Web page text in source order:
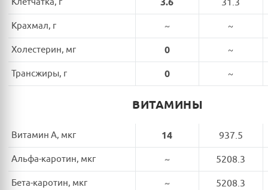
Крахмал, г ~ ~
Холестерин, мг 0 ~
Трансжиры, г 0 ~
ВИТАМИНЫ
Витамин A, мкг 14 937.5
Альфа-каротин, мкг ~ 5208.3
Бета-каротин, мкг ~ 5208.3